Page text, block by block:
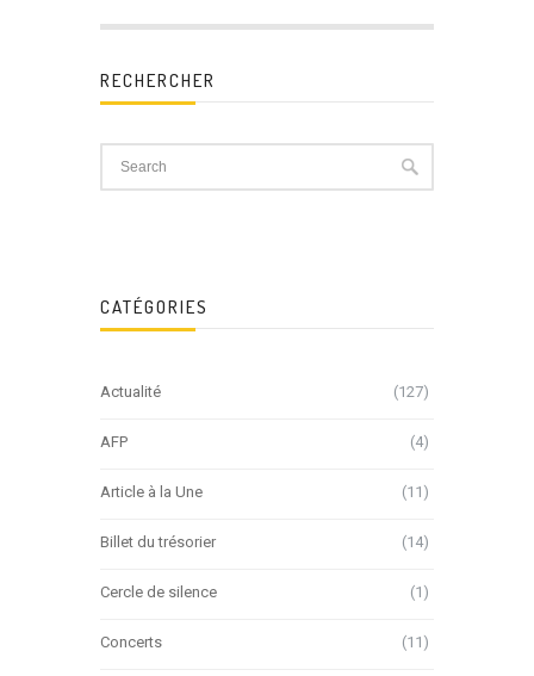
RECHERCHER
CATÉGORIES
Actualité (127)
AFP (4)
Article à la Une (11)
Billet du trésorier (14)
Cercle de silence (1)
Concerts (11)